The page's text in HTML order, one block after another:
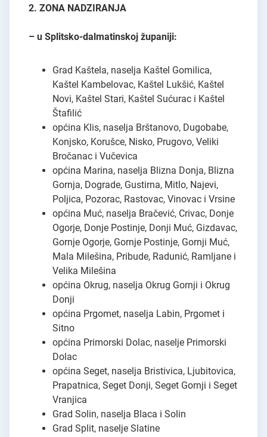
2. ZONA NADZIRANJA
– u Splitsko-dalmatinskoj županiji:
Grad Kaštela, naselja Kaštel Gomilica,
Kaštel Kambelovac, Kaštel Lukšić, Kaštel
Novi, Kaštel Stari, Kaštel Sućurac i Kaštel
Štafilić
općina Klis, naselja Brštanovo, Dugobabe,
Konjsko, Korušce, Nisko, Prugovo, Veliki
Bročanac i Vučevica
općina Marina, naselja Blizna Donja, Blizna
Gornja, Dograde, Gustirna, Mitlo, Najevi,
Poljica, Pozorac, Rastovac, Vinovac i Vrsine
općina Muć, naselja Bračević, Crivac, Donje
Ogorje, Donje Postinje, Donji Muć, Gizdavac,
Gornje Ogorje, Gornje Postinje, Gornji Muć,
Mala Milešina, Pribude, Radunić, Ramljane i
Velika Milešina
općina Okrug, naselja Okrug Gornji i Okrug
Donji
općina Prgomet, naselja Labin, Prgomet i
Sitno
općina Primorski Dolac, naselje Primorski
Dolac
općina Seget, naselja Bristivica, Ljubitovica,
Prapatnica, Seget Donji, Seget Gornji i Seget
Vranjica
Grad Solin, naselja Blaca i Solin
Grad Split, naselje Slatine